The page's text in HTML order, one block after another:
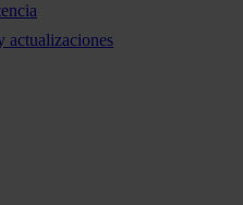
actualizaciones